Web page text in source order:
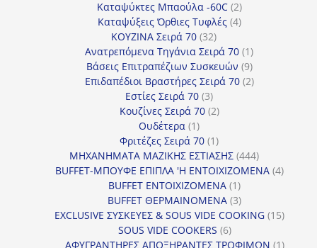
προϊόντα
Καταψύκτες Μπαούλα -60C 22
προϊόντα
Καταψύξεις Όρθιες Τυφλές 44
ΚΟΥΖΙΝΑ Σειρά 70 3232
προϊόντα
Ανατρεπόμενα Τηγάνια Σειρά 70 11
προϊόν
Βάσεις Επιτραπέζιων Συσκευών 99
προϊόντα
Επιδαπέδιοι Βραστήρες Σειρά 70 22
Εστίες Σειρά 70 33
προϊόντα
Κουζίνες Σειρά 70 22
Ουδέτερα 11
προϊόν
Φριτέζες Σειρά 70 11
προϊόν
ΜΗΧΑΝΗΜΑΤΑ ΜΑΖΙΚΗΣ ΕΣΤΙΑΣΗΣ 444444
προϊόντα
BUFFET-ΜΠΟΥΦΕ ΕΠΙΠΛΑ 'Η ΕΝΤΟΙΧΙΖΟΜΕΝΑ 44
BUFFET ΕΝΤΟΙΧΙΖΟΜΕΝΑ 11
προϊόν
BUFFET ΘΕΡΜΑΙΝΟΜΕΝΑ 33
προϊόντα
EXCLUSIVE ΣΥΣΚΕΥΕΣ & SOUS VIDE COOKING 1515
SOUS VIDE COOKERS 66
προϊόντα
ΑΦΥΓΡΑΝΤΗΡΕΣ ΑΠΟΞΗΡΑΝΤΕΣ ΤΡΟΦΙΜΩΝ 11